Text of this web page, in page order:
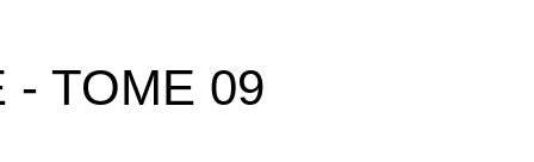
- TOME 09